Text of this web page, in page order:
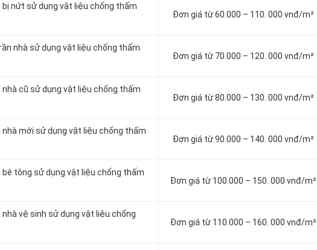
nứt sử dụng vật liệu chống thấm
Đơn giá từ 60.000 – 110. 000 vnđ/m²
nhà sử dụng vật liệu chống thấm
Đơn giá từ 70.000 – 120. 000 vnđ/m²
cũ sử dụng vật liệu chống thấm
Đơn giá từ 80.000 – 130. 000 vnđ/m²
mới sử dụng vật liệu chống thấm
Đơn giá từ 90.000 – 140. 000 vnđ/m²
tông sử dụng vật liệu chống thấm
Đơn giá từ 100.000 – 150. 000 vnđ/m²
vệ sinh sử dụng vật liệu chống
Đơn giá từ 110.000 – 160. 000 vnđ/m²